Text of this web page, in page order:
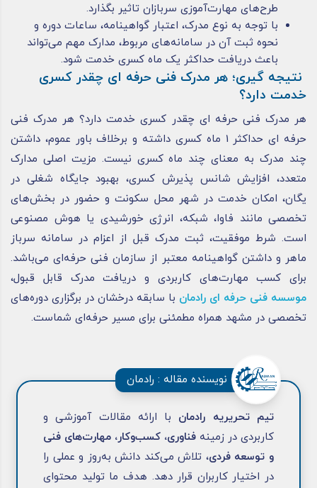
طرح‌های مهارت‌آموزی سربازان تاثیر بگذارد.
با توجه به نوع مدرک، اعتبار گواهینامه، ساعات دوره و
نحوه ثبت آن در سامانه‌های مربوط، مدارک مهم می‌تواند
باعث دریافت حداکثر یک ماه کسری خدمت شود.
نتیجه گیری؛ هر مدرک فنی حرفه ای چقدر کسری
خدمت دارد؟
هر مدرک فنی حرفه ای چقدر کسری خدمت دارد؟ هر مدرک فنی
حرفه ای حداکثر 1 ماه کسری داشته و برخلاف باور عموم، داشتن
چند مدرک به معنای چند ماه کسری نیست. مزیت اصلی مدارک
متعدد، افزایش شانس پذیرش کسری، بهبود جایگاه شغلی در
یگان، امکان خدمت در شهر محل سکونت و حضور در بخش‌های
تخصصی مانند فاوا، شبکه، انرژی خورشیدی یا هوش مصنوعی
است. شرط موفقیت، ثبت مدرک قبل از اعزام در سامانه سرباز
ماهر و داشتن گواهینامه معتبر از سازمان فنی حرفه‌ای می‌باشد.
برای کسب مهارت‌های کاربردی و دریافت مدرک قابل قبول،
موسسه فنی حرفه ای رادمان با سابقه درخشان در برگزاری دوره‌های
تخصصی در مشهد همراه مطمئنی برای مسیر حرفه‌ای شماست.
تیم تحریریه رادمان با ارائه مقالات آموزشی و
کاربردی در زمینه فناوری، کسب‌وکار، مهارت‌های فنی
و توسعه فردی، تلاش می‌کند دانش به‌روز و عملی را
در اختیار کاربران قرار دهد. هدف ما تولید محتوای
نویسنده مقاله : رادمان